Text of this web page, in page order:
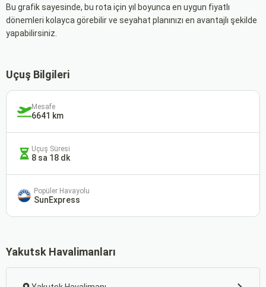
Bu grafik sayesinde, bu rota için yıl boyunca en uygun fiyatlı
dönemleri kolayca görebilir ve seyahat planınızı en avantajlı şekilde
yapabilirsiniz.
Uçuş Bilgileri
Mesafe
6641 km
Uçuş Süresi
8 sa 18 dk
Popüler Havayolu
SunExpress
Yakutsk Havalimanları